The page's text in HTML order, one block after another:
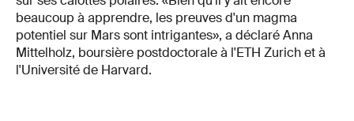
beaucoup à apprendre, les preuves d'un magma
potentiel sur Mars sont intrigantes», a déclaré Anna
Mittelholz, boursière postdoctorale à l'ETH Zurich et à
l'Université de Harvard.